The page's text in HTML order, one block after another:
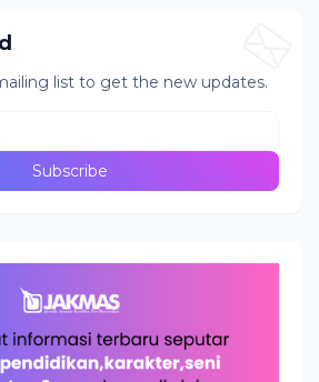
list to get the new updates.